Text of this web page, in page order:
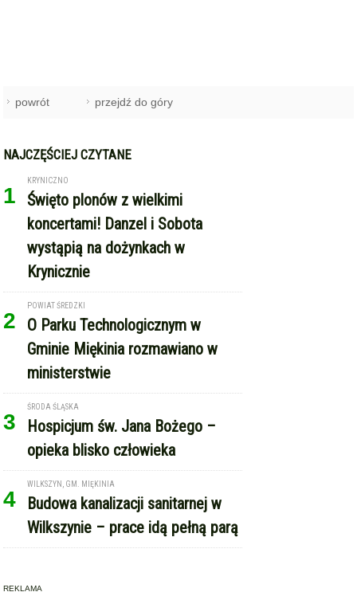
powrót przejdź do góry
NAJCZĘŚCIEJ CZYTANE
1
KRYNICZNO
Święto plonów z wielkimi
koncertami! Danzel i Sobota
wystąpią na dożynkach w
Krynicznie
2
POWIAT ŚREDZKI
O Parku Technologicznym w
Gminie Miękinia rozmawiano w
ministerstwie
3
ŚRODA ŚLĄSKA
Hospicjum św. Jana Bożego –
opieka blisko człowieka
4
WILKSZYN, GM. MIĘKINIA
Budowa kanalizacji sanitarnej w
Wilkszynie – prace idą pełną parą
REKLAMA